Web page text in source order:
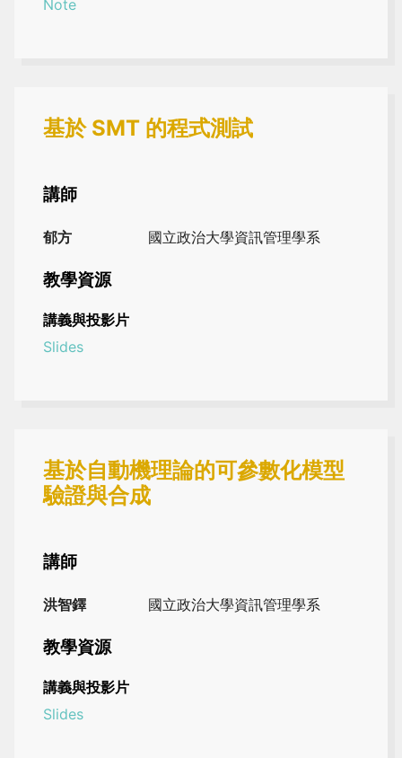
Note
基於 SMT 的程式測試
講師
郁方 國立政治大學資訊管理學系
教學資源
講義與投影片
Slides
基於自動機理論的可參數化模型
驗證與合成
講師
洪智鐸 國立政治大學資訊管理學系
教學資源
講義與投影片
Slides